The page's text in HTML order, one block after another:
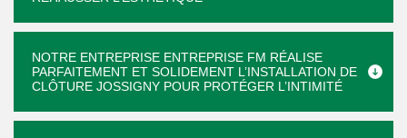
NOTRE ENTREPRISE ENTREPRISE FM RÉALISE
PARFAITEMENT ET SOLIDEMENT L’INSTALLATION DE
CLÔTURE JOSSIGNY POUR PROTÉGER L’INTIMITÉ